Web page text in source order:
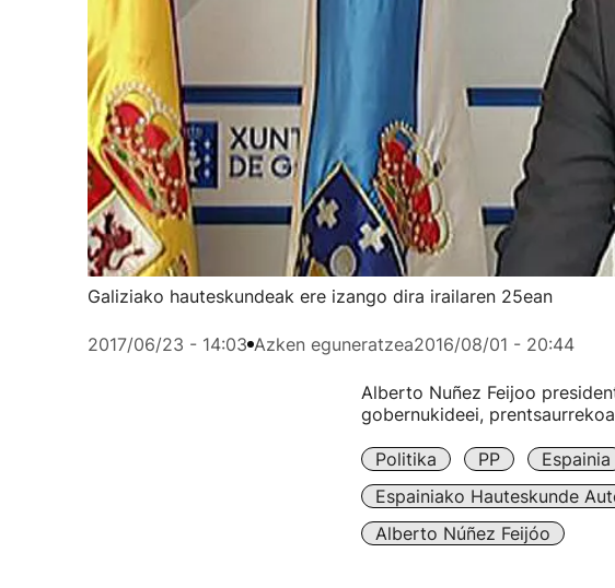
Galiziako hauteskundeak ere izango dira irailaren 25ean
2017/06/23 - 14:03 Azken eguneratzea2016/08/01 - 20:44
Alberto Nuñez Feijoo
gobernukideei,
Politika PP Espainia
Espainiako Hauteskunde
Alberto Núñez Feijóo